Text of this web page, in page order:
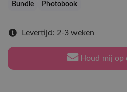
Bundle Photobook
Levertijd: 2-3 weken
Houd mij op